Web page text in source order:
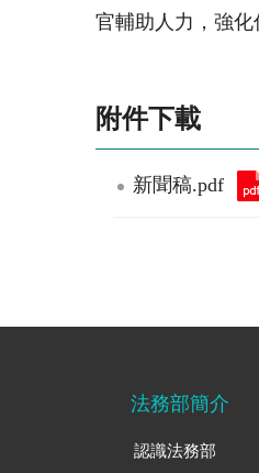
官輔助人力，強化
附件下載
新聞稿.pdf
法務部簡介
認識法務部